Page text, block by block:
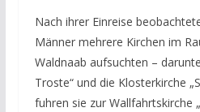
Nach ihrer Einreise
Männer mehrere Kirchen im
Waldnaab aufsuchten –
Troste“ und die Klosterkirche
fuhren sie zur Wallfahrtskirche